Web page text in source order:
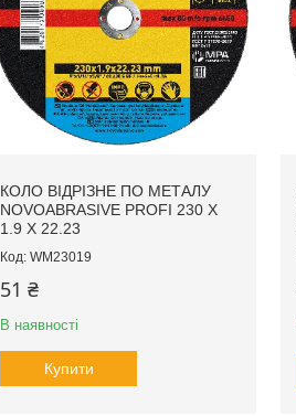
КОЛО ВІДРІЗНЕ ПО МЕТАЛУ
NOVOABRASIVE PROFI 230 X
1.9 X 22.23
WM23019
51 ₴
В наявності
Купити